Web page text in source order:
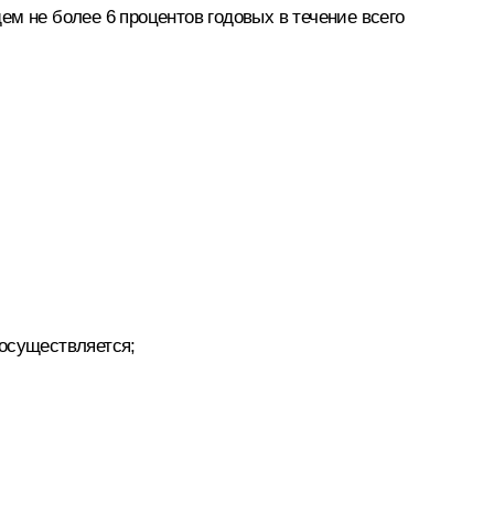
не более 6 процентов годовых в течение всего